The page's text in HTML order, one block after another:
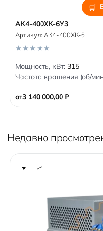
АК4-400ХК-6У3
от3 140 000,00 ₽
Артикул: АК4-400ХК-6
0
o
u
f
5
Мощность, кВт: 315
Частота вращения (об/
Недавно